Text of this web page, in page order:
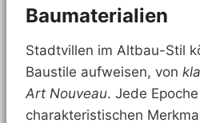
Baumaterialien
Stadtvillen im Altbau-Stil
Baustile aufweisen, von
Art Nouveau. Jede
charakteristischen